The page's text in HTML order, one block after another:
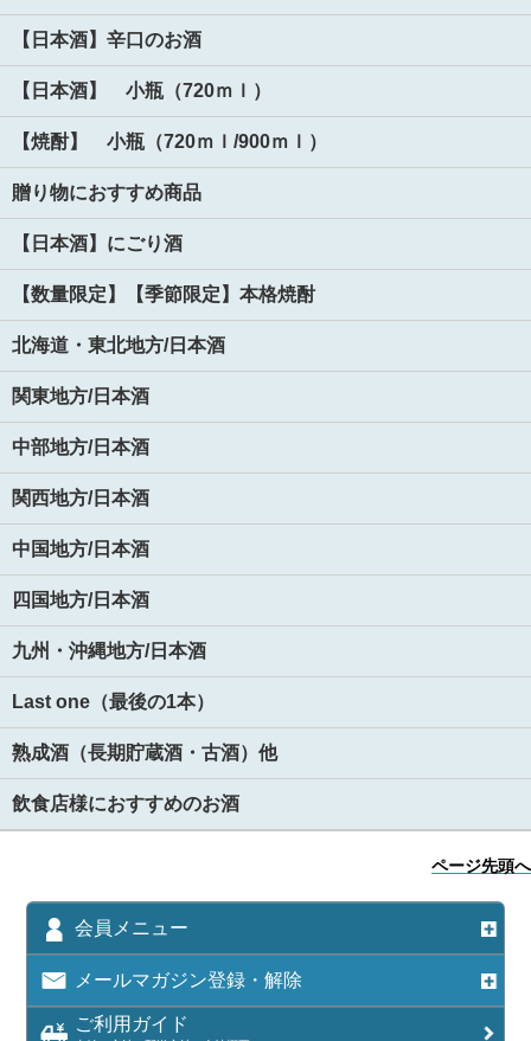
【日本酒】辛口のお酒
【日本酒】 小瓶（720ｍｌ）
【焼酎】 小瓶（720ｍｌ/900ｍｌ）
贈り物におすすめ商品
【日本酒】にごり酒
【数量限定】【季節限定】本格焼酎
北海道・東北地方/日本酒
関東地方/日本酒
中部地方/日本酒
関西地方/日本酒
中国地方/日本酒
四国地方/日本酒
九州・沖縄地方/日本酒
Last one（最後の1本）
熟成酒（長期貯蔵酒・古酒）他
飲食店様におすすめのお酒
ページ先頭へ
会員メニュー
メールマガジン登録・解除
ご利用ガイド